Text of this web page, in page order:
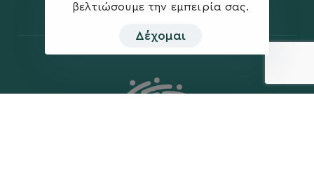
βελτιώσουμε την εμπειρία σας.
Δέχομαι